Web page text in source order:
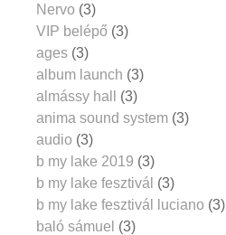
Nervo (3)
VIP belépő (3)
ages (3)
album launch (3)
almássy hall
(3)
anima sound system (3)
audio (3)
b my lake 2019 (3)
b my lake fesztivál (3)
b my lake fesztivál luciano (3)
baló sámuel (3)